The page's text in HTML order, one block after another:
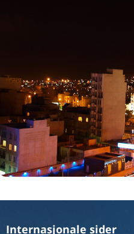
Internasjonale sider